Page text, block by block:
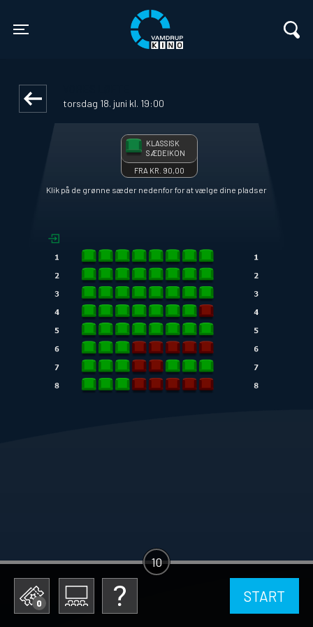
Vamdrup Kino
torsdag 18. juni kl. 19:00
KLASSISK
SÆDEIKON
FRA KR. 90,00
Klik på de grønne sæder nedenfor for at vælge dine pladser
0 START
10
1step-front02 110053